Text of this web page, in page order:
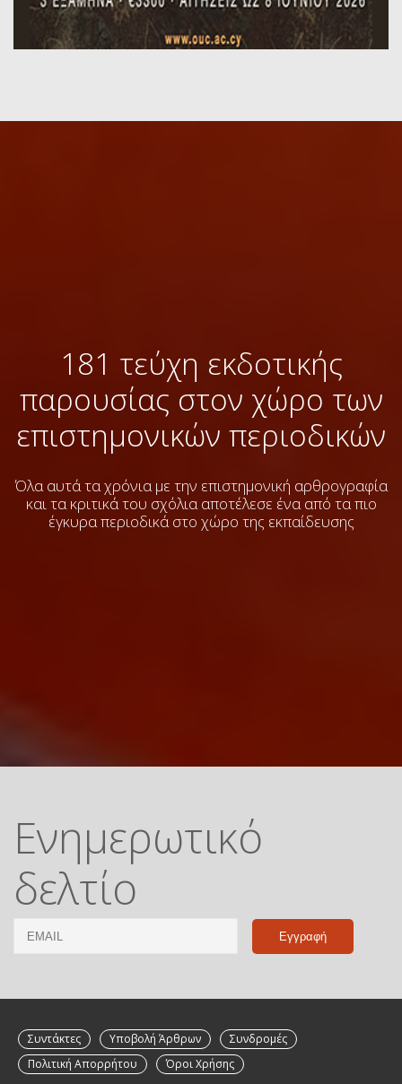
181 τεύχη εκδοτικής
παρουσίας στον χώρο των
επιστημονικών περιοδικών
Όλα αυτά τα χρόνια με την επιστημονική αρθρογραφία
και τα κριτικά του σχόλιααποτέλεσε ένα από τα πιο
έγκυρα περιοδικά στο χώρο της εκπαίδευσης
Ενημερωτικό
δελτίο
Email
Συντάκτες Υποβολή Άρθρων
Συνδρομές
Πολιτική Απορρήτου
Όροι Χρήσης